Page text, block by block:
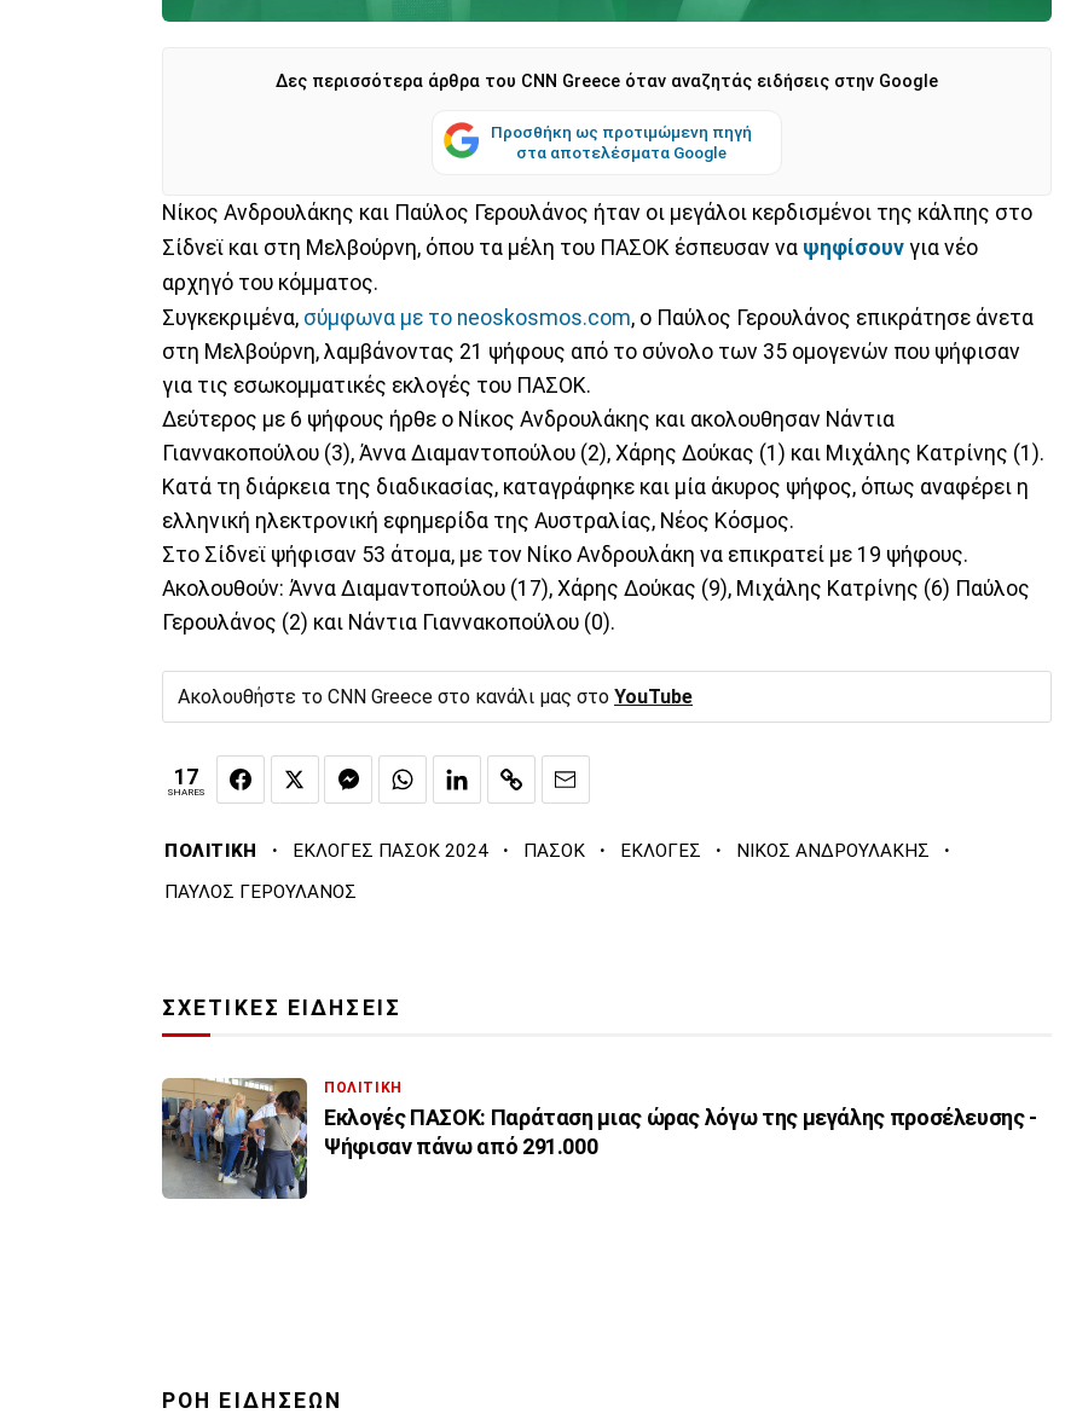
Δες περισσότερα άρθρα του CNN Greece όταν αναζητάς ειδήσεις στην Google
Προσθήκη ως προτιμώμενη πηγή
στα αποτελέσματα Google
Nίκος Ανδρουλάκης και Παύλος Γερουλάνος ήταν οι μεγάλοι κερδισμένοι της κάλπης στο
Σίδνεϊ και στη Μελβούρνη, όπου τα μέλη του ΠΑΣΟΚ έσπευσαν να ψηφίσουν για νέο
αρχηγό του κόμματος.
Συγκεκριμένα, σύμφωνα με το neoskosmos.com, ο Παύλος Γερουλάνος επικράτησε άνετα
στη Μελβούρνη, λαμβάνοντας 21 ψήφους από το σύνολο των 35 ομογενών που ψήφισαν
για τις εσωκομματικές εκλογές του ΠΑΣΟΚ.
Δεύτερος με 6 ψήφους ήρθε ο Νίκος Ανδρουλάκης και ακολουθησαν Νάντια
Γιαννακοπούλου (3), Άννα Διαμαντοπούλου (2), Χάρης Δούκας (1) και Μιχάλης Κατρίνης (1).
Κατά τη διάρκεια της διαδικασίας, καταγράφηκε και μία άκυρος ψήφος, όπως αναφέρει η
ελληνική ηλεκτρονική εφημερίδα της Αυστραλίας, Νέος Κόσμος.
Στο Σίδνεϊ ψήφισαν 53 άτομα, με τον Νίκο Ανδρουλάκη να επικρατεί με 19 ψήφους.
Ακολουθούν: Άννα Διαμαντοπούλου (17), Χάρης Δούκας (9), Μιχάλης Κατρίνης (6) Παύλος
Γερουλάνος (2) και Νάντια Γιαννακοπούλου (0).
Ακολουθήστε το CNN Greece στο κανάλι μας στο YouTube
17
SHARES
ΠΟΛΙΤΙΚΗ · ΕΚΛΟΓΕΣ ΠΑΣΟΚ 2024 · ΠΑΣΟΚ · ΕΚΛΟΓΕΣ · ΝΙΚΟΣ ΑΝΔΡΟΥΛΑΚΗΣ ·
ΠΑΥΛΟΣ ΓΕΡΟΥΛΑΝΟΣ
ΣΧΕΤΙΚΕΣ ΕΙΔΗΣΕΙΣ
ΠΟΛΙΤΙΚΗ
Εκλογές ΠΑΣΟΚ: Παράταση μιας ώρας λόγω της μεγάλης προσέλευσης -
Ψήφισαν πάνω από 291.000
ΡΟΗ ΕΙΔΗΣΕΩΝ